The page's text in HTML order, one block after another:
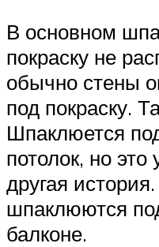
В основном
покраску не
обычно стены
под покраску.
Шпаклюется
потолок, но
другая
шпаклюются
балконе.